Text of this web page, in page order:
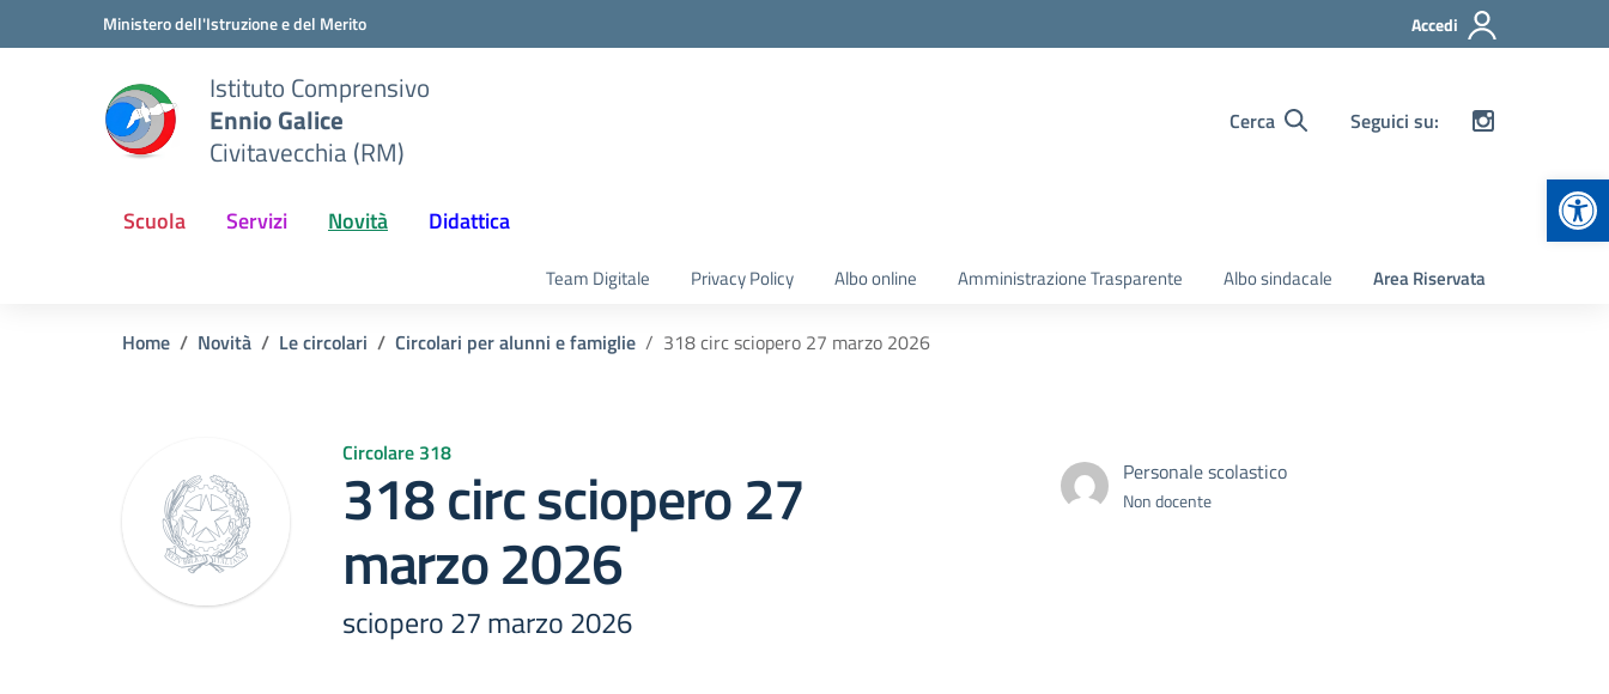
Vai ai contenuti
Vai al menu di navigazioneMinistero dell'Istruzione e del Merito Accedi
Istituto Comprensivo
Ennio Galice
Civitavecchia (RM)
Cerca Seguici su:
Scuola Servizi Novità Didattica
Team Digitale Privacy Policy Albo online Amministrazione Trasparente Albo sindacale Area Riservata
Home Novità Le circolari Circolari per alunni e famiglie 318 circ sciopero 27 marzo 2026
Circolare 318
318 circ sciopero 27
marzo 2026
sciopero 27 marzo 2026
Personale scolastico
Non docente